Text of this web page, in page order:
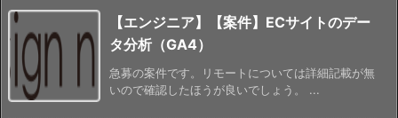
【エンジニア】【案件】ECサイトのデー
タ分析（GA4）
急募の案件です。リモートについては詳細記載が無
いので確認したほうが良いでしょう。 ...